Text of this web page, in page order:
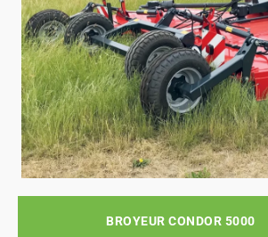
BROYEUR CONDOR 5000